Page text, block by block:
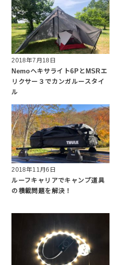
2018年7月18日
Nemoヘキサライト6PとMSRエ
リクサー３でカンガルースタイ
ル
2018年11月6日
ルーフキャリアでキャンプ道具
の積載問題を解決！